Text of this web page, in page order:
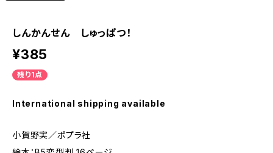
しんかんせん しゅっぱつ！
¥385
残り1点
International shipping available
小賀野実／ポプラ社